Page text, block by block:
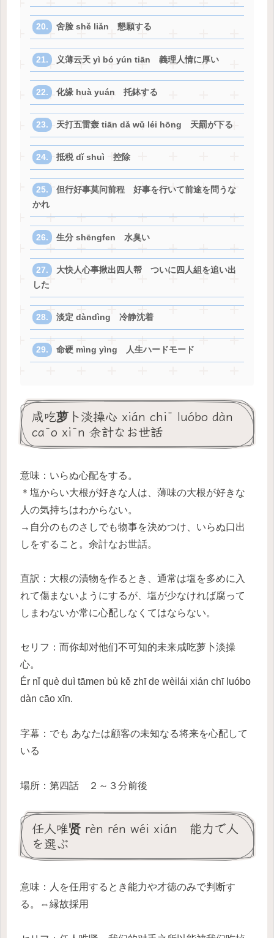
舍脸 shě liǎn 懇願する
义薄云天 yì bó yún tiān 義理人情に厚い
化缘 huà yuán 托鉢する
天打五雷轰 tiān dǎ wǔ léi hōng 天罰が下る
抵税 dǐ shuì 控除
但行好事莫问前程 好事を行いて前途を問うな
かれ
生分 shēngfen 水臭い
大快人心事揪出四人帮 ついに四人組を追い出
した
淡定 dàndìng 冷静沈着
命硬 mìng yìng 人生ハードモード
咸吃萝卜淡操心 xián chī luóbo dàn
cāo xīn 余計なお世話
意味：いらぬ心配をする。
＊塩からい大根が好きな人は、薄味の大根が好きな
人の気持ちはわからない。
→自分のものさしでも物事を決めつけ、いらぬ口出
しをすること。余計なお世話。
直訳：大根の漬物を作るとき、通常は塩を多めに入
れて傷まないようにするが、塩が少なければ腐って
しまわないか常に心配しなくてはならない。
セリフ：而你却对他们不可知的未来咸吃萝卜淡操
心。
Ér nǐ què duì tāmen bù kě zhī de wèilái xián chī luóbo
dàn cāo xīn.
字幕：でも あなたは顧客の未知なる将来を心配して
いる
場所：第四話 ２～３分前後
任人唯贤 rèn rén wéi xián 能力で人
を選ぶ
意味：人を任用するとき能力や才徳のみで判断す
る。⇔縁故採用